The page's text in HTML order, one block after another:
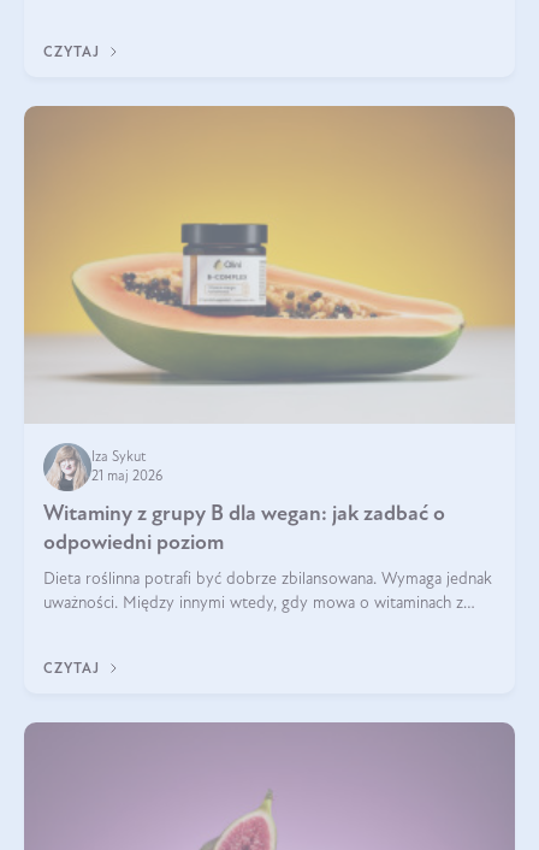
CZYTAJ
Iza Sykut
21 maj 2026
Witaminy z grupy B dla wegan: jak zadbać o
odpowiedni poziom
Dieta roślinna potrafi być dobrze zbilansowana. Wymaga jednak
uważności. Między innymi wtedy, gdy mowa o witaminach z
CZYTAJ